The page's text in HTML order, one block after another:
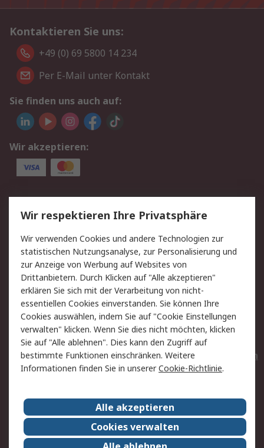
Kontaktieren Sie uns:
+49 (0) 69 5800 14 234
Per E-Mail unter Kontakt
Sie finden uns auch auf:
Wir akzeptieren:
Service
Value Added Services
Lieferlösungen
Rücksendungen
Kontakt
Hilfe
Privatkunden
Rechtliches
AGB
Datenschutz
Cookie-Richtlinie
Zahlungsbedingungen
Copyright/Impressum
Entsorgung
Elektrogeräte/Batterien
RS weltweit
Karriere bei RS
Nachhaltigkeit
Qualität/Umwelt/ZertifikatePresse-Center
Wir respektieren Ihre Privatsphäre
Wir verwenden Cookies und andere Technologien zur
statistischen Nutzungsanalyse, zur Personalisierung und
zur Anzeige von Werbung auf Websites von
Drittanbietern. Durch Klicken auf "Alle akzeptieren"
erklären Sie sich mit der Verarbeitung von nicht-
essentiellen Cookies einverstanden. Sie können Ihre
Cookies auswählen, indem Sie auf "Cookie Einstellungen
verwalten" klicken. Wenn Sie dies nicht möchten, klicken
Sie auf "Alle ablehnen". Dies kann den Zugriff auf
bestimmte Funktionen einschränken. Weitere
Informationen finden Sie in unsererCookie-Richtlinie.
Alle akzeptieren
Cookies verwalten